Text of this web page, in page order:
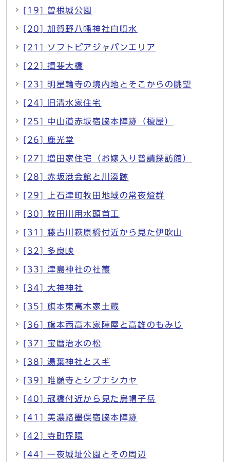
[19] 曽根城公園
[20] 加賀野八幡神社自噴水
[21] ソフトピアジャパンエリア
[22] 揖斐大橋
[23] 明星輪寺の境内地とそこからの眺望
[24] 旧清水家住宅
[25] 中山道赤坂宿脇本陣跡（榎屋）
[26] 鹿光堂
[27] 増田家住宅（お嫁入り普請探訪館）
[28] 赤坂港会館と川湊跡
[29] 上石津町牧田地域の常夜燈群
[30] 牧田川用水頭首工
[31] 藤古川萩原橋付近から見た伊吹山
[32] 多良峡
[33] 津島神社の社叢
[34] 大神神社
[35] 旗本東高木家土蔵
[36] 旗本西高木家陣屋と高雄のもみじ
[37] 宝暦治水の松
[38] 湯葉神社とスギ
[39] 唯願寺とシブナシカヤ
[40] 冠橋付近から見た烏帽子岳
[41] 美濃路墨俣宿脇本陣跡
[42] 寺町界隈
[44] 一夜城址公園とその周辺